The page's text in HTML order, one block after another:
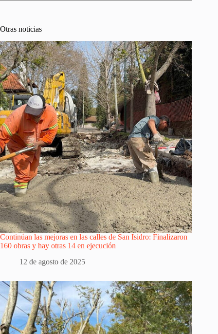
Otras noticias
Continúan las mejoras en las calles de San Isidro: Finalizaron
160 obras y hay otras 14 en ejecución
12 de agosto de 2025